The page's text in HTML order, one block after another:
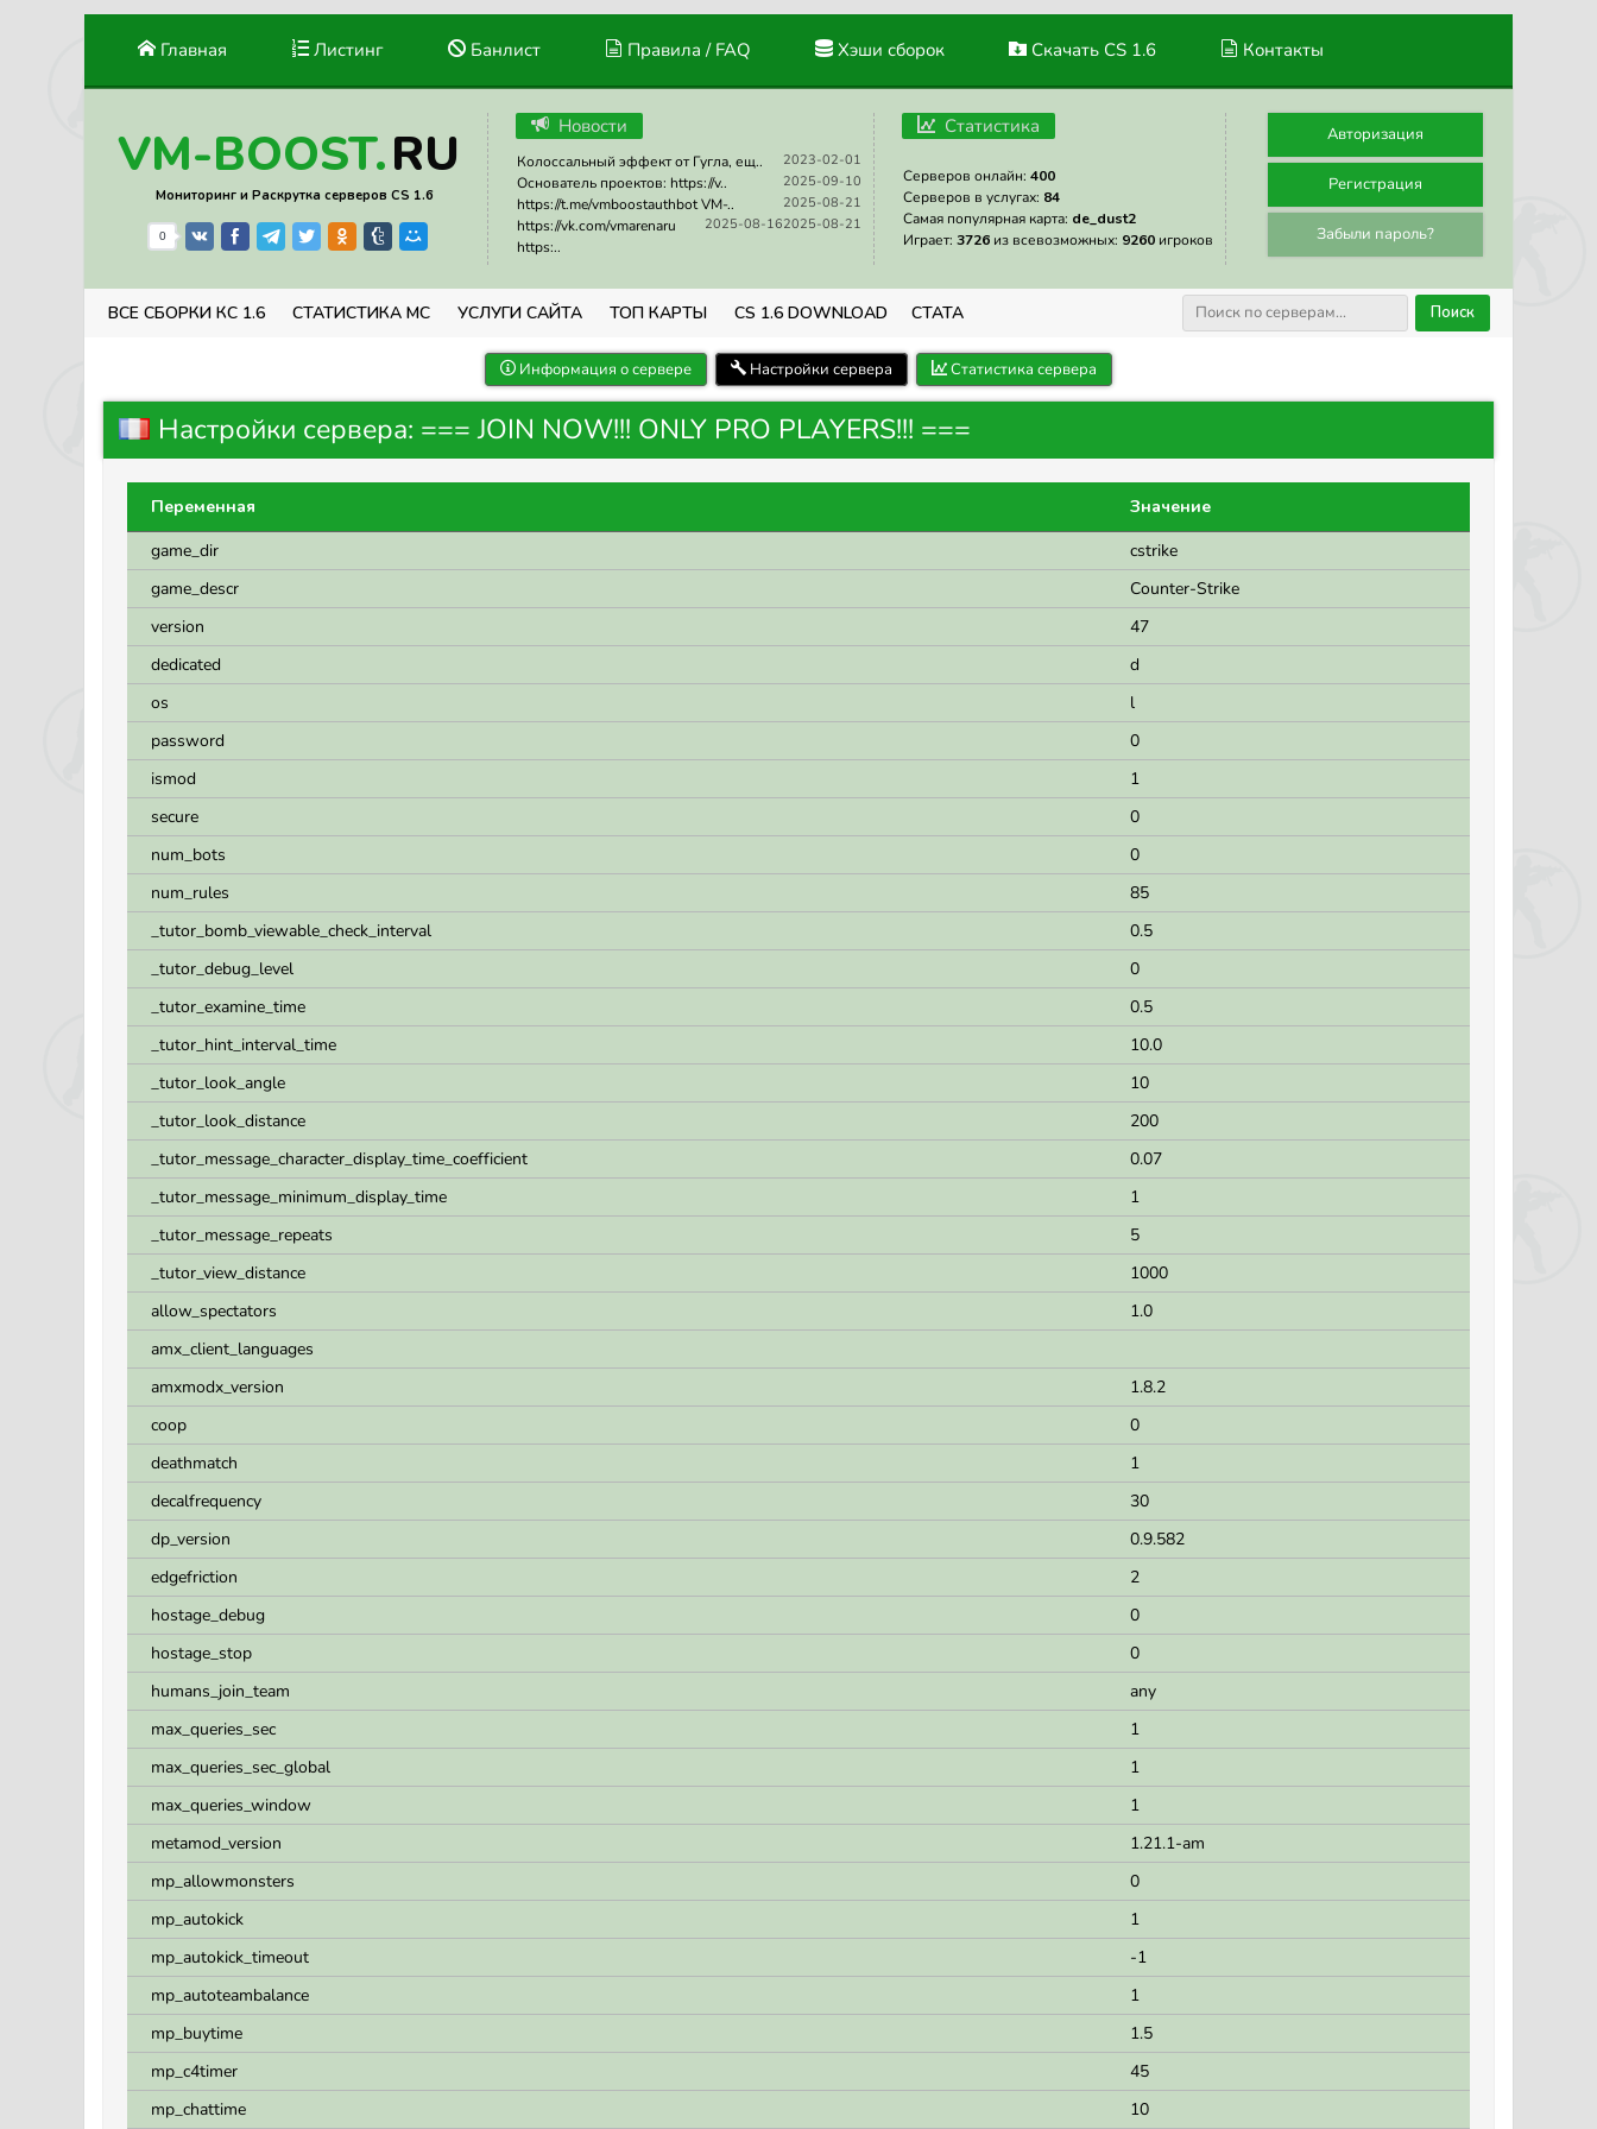
Главная Листинг Банлист Правила / FAQ Хэши сборок Скачать CS 1.6 Контакты
VM-BOOST.RU
Мониторинг и Раскрутка серверов CS 1.6
0
Новости
2023-02-01
Колоссальный эффект от Гугла, ещ..
2025-09-10
Основатель проектов: https://v..
2025-08-21
https://t.me/vmboostauthbot VM-..
2025-08-21
2025-08-16
https://vk.com/vmarenaru
https:..
Статистика
Серверов онлайн: 400
Серверов в услугах: 84
Самая популярная карта: de_dust2
Играет: 3726 из всевозможных: 9260 игроков
Авторизация
Регистрация
Забыли пароль?
ВСЕ СБОРКИ КС 1.6 СТАТИСТИКА МС УСЛУГИ САЙТА ТОП КАРТЫ CS 1.6 DOWNLOAD СТАТА Поиск
Информация о сервере Настройки сервера Статистика сервера
Настройки сервера: === JOIN NOW!!! ONLY PRO PLAYERS!!! ===
Переменная
Значение
game_dir
cstrike
game_descr
Counter-Strike
version
47
dedicated
d
os
l
password
0
ismod
1
secure
0
num_bots
0
num_rules
85
_tutor_bomb_viewable_check_interval
0.5
_tutor_debug_level
0
_tutor_examine_time
0.5
_tutor_hint_interval_time
10.0
_tutor_look_angle
10
_tutor_look_distance
200
_tutor_message_character_display_time_coefficient
0.07
_tutor_message_minimum_display_time
1
_tutor_message_repeats
5
_tutor_view_distance
1000
allow_spectators
1.0
amx_client_languages
amxmodx_version
1.8.2
coop
0
deathmatch
1
decalfrequency
30
dp_version
0.9.582
edgefriction
2
hostage_debug
0
hostage_stop
0
humans_join_team
any
max_queries_sec
1
max_queries_sec_global
1
max_queries_window
1
metamod_version
1.21.1-am
mp_allowmonsters
0
mp_autokick
1
mp_autokick_timeout
-1
mp_autoteambalance
1
mp_buytime
1.5
mp_c4timer
45
mp_chattime
10